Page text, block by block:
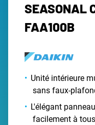
SEASONAL
FAA100B
Unité intérieure
sans faux-
L'élégant
facilement à